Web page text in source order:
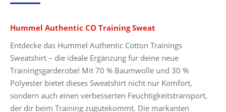
49,99 €30,99 €.
Hummel Authentic CO Training Sweat
Entdecke das Hummel Authentic Cotton Trainings
Sweatshirt – die ideale Ergänzung für deine neue
Trainingsgarderobe! Mit 70 % Baumwolle und 30 %
Polyester bietet dieses Sweatshirt nicht nur Komfort,
sondern auch einen verbesserten Feuchtigkeitstransport,
der dir beim Training zugutekommt. Die markanten